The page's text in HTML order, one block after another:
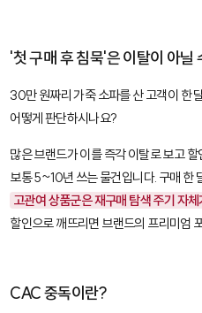
'첫 구매 후 침묵'은 이탈이 아닐
30만 원짜리 가죽 소파를 산 고객이 한
어떻게 판단하시나요?
많은 브랜드가 이를 즉각 이탈로 보고
보통 5~10년 쓰는 물건입니다. 구매 한
고관여 상품군은 재구매 탐색 주기 자체
할인으로 깨뜨리면 브랜드의 프리미엄
CAC 중독이란?